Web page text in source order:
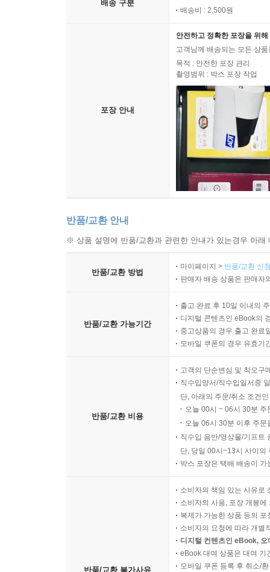
배송 구분
배송비 : 2,500원
포장 안내
안전하고 정확한 포장을 위
고객님께 배송되는 모든 상
목적 : 안전한 포장 관리
촬영범위 : 박스 포장 작업
반품/교환 안내
※ 상품 설명에 반품/교환과 관련한 안내가 있는경우 아
반품/교환 방법
마이페이지 > 반품/교환 신
판매자 배송 상품은 판매자
반품/교환 가능기간
출고 완료 후 10일 이내의
디지털 콘텐츠인 eBook의
중고상품의 경우 출고 완료
모바일 쿠폰의 경우 유효기
반품/교환 비용
고객의 단순변심 및 착오구
직수입양서/직수입일서중
단, 아래의 주문/취소 조건
오늘 00시 ~ 06시 30분
오늘 06시 30분 이후 주
직수입 음반/영상물/기프트
단, 당일 00시~13시 사이의
박스 포장은 택배 배송이
반품/교환 불가사유
소비자의 책임 있는 사유로
소비자의 사용, 포장 개봉
복제가 가능한 상품 등의
소비자의 요청에 따라 개별
디지털 컨텐츠인 eBook,
eBook 대여 상품은 대여 기
모바일 쿠폰 등록 후 취소/